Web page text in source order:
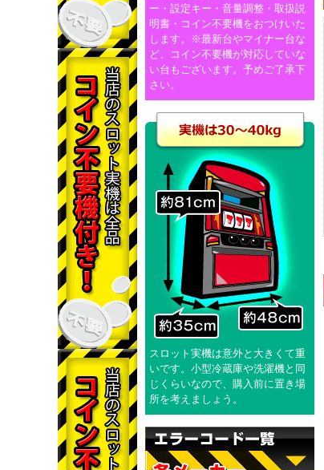
ー・設定キー・音量調整・取扱説
明書・コイン不要機をおつけいた
します。※最新台やマイナー台な
ど、コイン不要機が対応していな
い台もございます。予めご了承下
さい。
スロット実機は意外と大きくて重
いです。小型冷蔵庫や洗濯機と同
じくらいなので、購入前に置き場
所を考えましょう。